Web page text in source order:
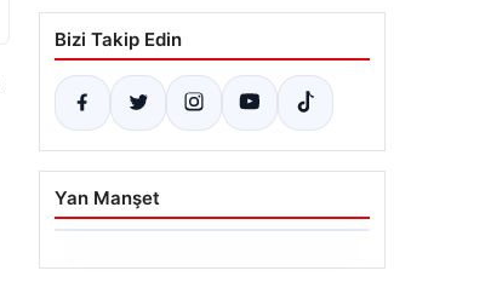
Bizi Takip Edin
Yan Manşet
06.08.2026